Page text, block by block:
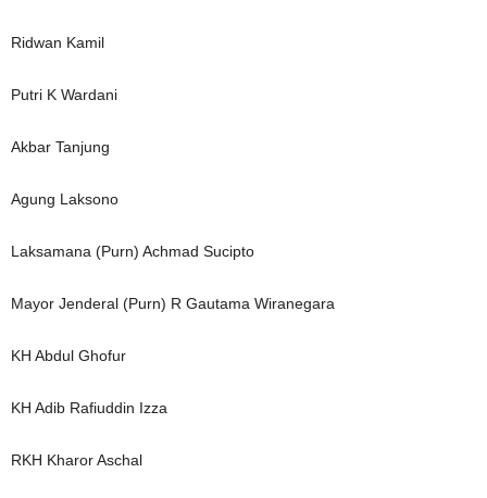
Ridwan Kamil
Putri K Wardani
Akbar Tanjung
Agung Laksono
Laksamana (Purn) Achmad Sucipto
Mayor Jenderal (Purn) R Gautama Wiranegara
KH Abdul Ghofur
KH Adib Rafiuddin Izza
RKH Kharor Aschal